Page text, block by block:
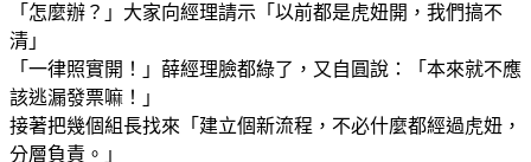
「怎麼辦？」大家向經理請示「以前都是虎妞開，我們搞不
清」
「一律照實開！」薛經理臉都綠了，又自圓說：「本來就不應
該逃漏發票嘛！」
接著把幾個組長找來「建立個新流程，不必什麼都經過虎妞，
分層負責。」